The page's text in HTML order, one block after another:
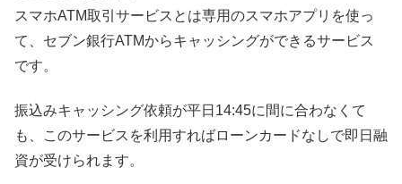
スマホATM取引サービスとは専用のスマホアプリを使っ
て、セブン銀行ATMからキャッシングができるサービス
です。
振込みキャッシング依頼が平日14:45に間に合わなくて
も、このサービスを利用すればローンカードなしで即日融
資が受けられます。